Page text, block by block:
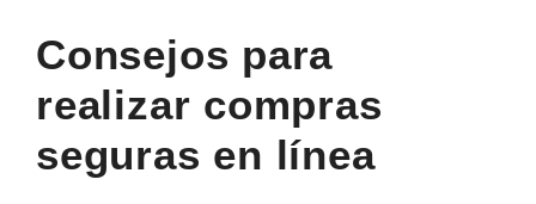
Consejos para
realizar compras
seguras en línea